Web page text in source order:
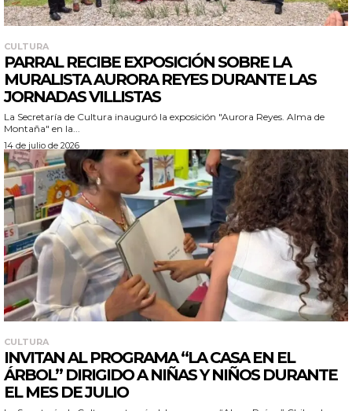
CULTURA
PARRAL RECIBE EXPOSICIÓN SOBRE LA
MURALISTA AURORA REYES DURANTE LAS
JORNADAS VILLISTAS
La Secretaría de Cultura inauguró la exposición "Aurora Reyes. Alma de
Montaña" en la...
14 de julio de 2026
CULTURA
INVITAN AL PROGRAMA “LA CASA EN EL
ÁRBOL” DIRIGIDO A NIÑAS Y NIÑOS DURANTE
EL MES DE JULIO